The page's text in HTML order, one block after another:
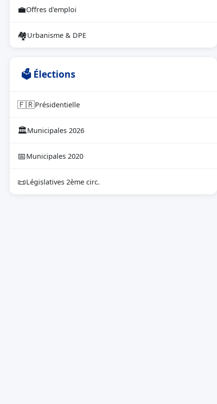
💼Offres d'emploi
🏘Urbanisme & DPE
🗳 Élections
🇫🇷Présidentielle
🏛Municipales 2026
📅Municipales 2020
📜Législatives 2ème circ.